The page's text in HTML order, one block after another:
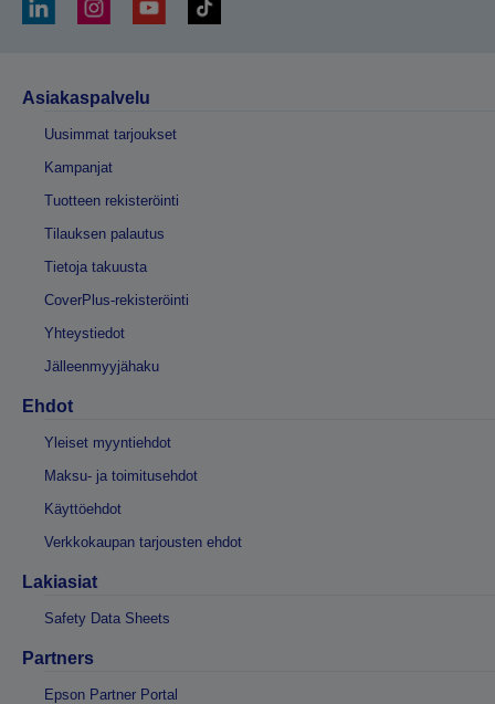
Asiakaspalvelu
Uusimmat tarjoukset
Kampanjat
Tuotteen rekisteröinti
Tilauksen palautus
Tietoja takuusta
CoverPlus-rekisteröinti
Yhteystiedot
Jälleenmyyjähaku
Ehdot
Yleiset myyntiehdot
Maksu- ja toimitusehdot
Käyttöehdot
Verkkokaupan tarjousten ehdot
Lakiasiat
Safety Data Sheets
Partners
Epson Partner Portal